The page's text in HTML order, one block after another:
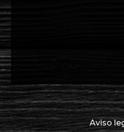
Aviso